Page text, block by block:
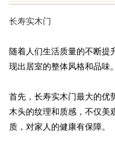
长寿实木门
随着人们生活质量的不断提
现出居室的整体风格和品味
首先，长寿实木门最大的优
木头的纹理和质感，不仅美
质，对家人的健康有保障。